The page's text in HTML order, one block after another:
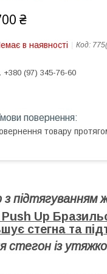
₴
в наявності Код:
+380 (97) 345-76-60
товару
підтягуванням
Push Up
стегна та
стегон із